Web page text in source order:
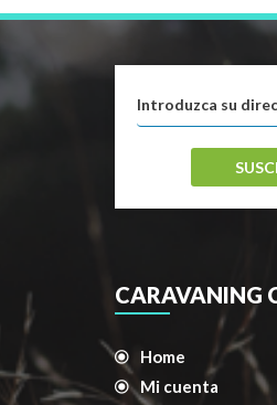
CARAVANING
Home
Mi cuenta